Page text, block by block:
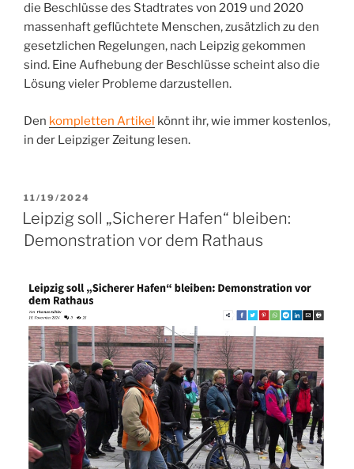
die Beschlüsse des Stadtrates von 2019 und 2020
massenhaft geflüchtete Menschen, zusätzlich zu den
gesetzlichen Regelungen, nach Leipzig gekommen
sind. Eine Aufhebung der Beschlüsse scheint also die
Lösung vieler Probleme darzustellen.
Den kompletten Artikel könnt ihr, wie immer kostenlos,
in der Leipziger Zeitung lesen.
VERÖFFENTLICHT
AM
11/19/2024
Leipzig soll „Sicherer Hafen“ bleiben:
Demonstration vor dem Rathaus